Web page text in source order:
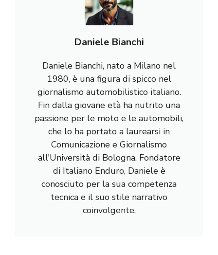
Daniele Bianchi
Daniele Bianchi, nato a Milano nel
1980, è una figura di spicco nel
giornalismo automobilistico italiano.
Fin dalla giovane età ha nutrito una
passione per le moto e le automobili,
che lo ha portato a laurearsi in
Comunicazione e Giornalismo
all'Università di Bologna. Fondatore
di Italiano Enduro, Daniele è
conosciuto per la sua competenza
tecnica e il suo stile narrativo
coinvolgente.